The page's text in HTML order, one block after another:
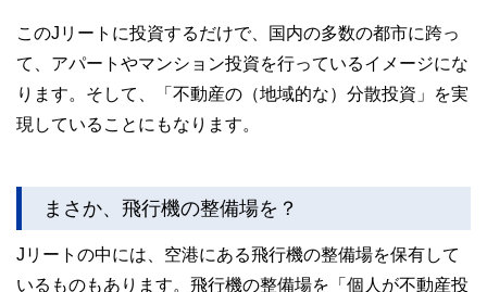
このJリートに投資するだけで、国内の多数の都市に跨っ
て、アパートやマンション投資を行っているイメージにな
ります。そして、「不動産の（地域的な）分散投資」を実
現していることにもなります。
まさか、飛行機の整備場を？
Jリートの中には、空港にある飛行機の整備場を保有して
いるものもあります。飛行機の整備場を「個人が不動産投